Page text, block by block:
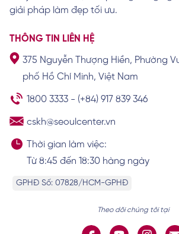
Thị trường nâng
Xem chi tiết
Xem chi tiết
giải pháp làm đẹp tối ưu.
THÔNG TIN LIÊN HỆ
375 Nguyễn Thượng Hiền, Phường
phố Hồ Chí Minh, Việt Nam
1800 3333 - (+84) 917 839 346
cskh@seoulcenter.vn
Thời gian làm việc:
Từ 8:45 đến 18:30 hàng ngày
GPHĐ Số: 07828/HCM-GPHĐ
Theo dõi chúng tôi tại